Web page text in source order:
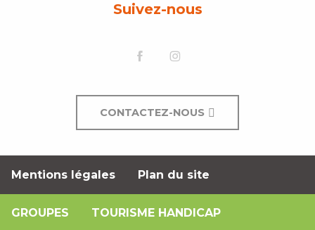
Suivez-nous
CONTACTEZ-NOUS
Mentions légales Plan du site
GROUPES TOURISME HANDICAP